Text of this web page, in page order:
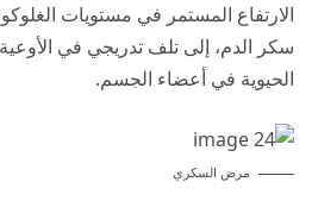
الارتفاع المستمر في مستويات
سكر الدم، إلى تلف تدريجي في
الحيوية في أعضاء الجسم.
مرض السكري